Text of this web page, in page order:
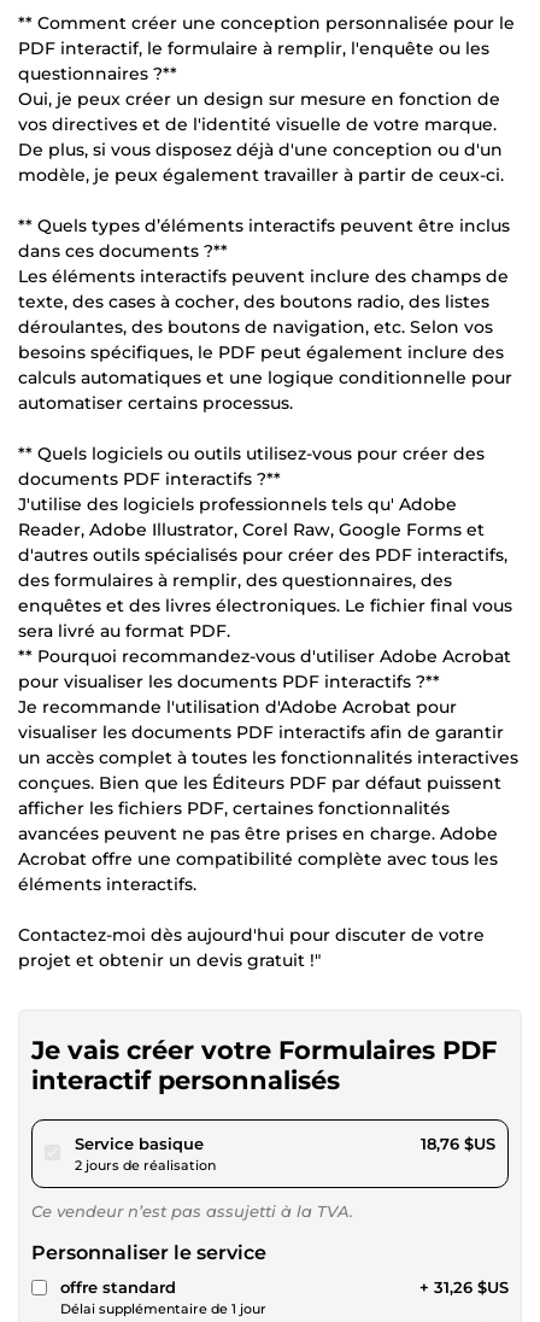
** Comment créer une conception personnalisée pour le
PDF interactif, le formulaire à remplir, l'enquête ou les
questionnaires ?**
Oui, je peux créer un design sur mesure en fonction de
vos directives et de l'identité visuelle de votre marque.
De plus, si vous disposez déjà d'une conception ou d'un
modèle, je peux également travailler à partir de ceux-ci.
** Quels types d’éléments interactifs peuvent être inclus
dans ces documents ?**
Les éléments interactifs peuvent inclure des champs de
texte, des cases à cocher, des boutons radio, des listes
déroulantes, des boutons de navigation, etc. Selon vos
besoins spécifiques, le PDF peut également inclure des
calculs automatiques et une logique conditionnelle pour
automatiser certains processus.
** Quels logiciels ou outils utilisez-vous pour créer des
documents PDF interactifs ?**
J'utilise des logiciels professionnels tels qu' Adobe
Reader, Adobe Illustrator, Corel Raw, Google Forms et
d'autres outils spécialisés pour créer des PDF interactifs,
des formulaires à remplir, des questionnaires, des
enquêtes et des livres électroniques. Le fichier final vous
sera livré au format PDF.
** Pourquoi recommandez-vous d'utiliser Adobe Acrobat
pour visualiser les documents PDF interactifs ?**
Je recommande l'utilisation d'Adobe Acrobat pour
visualiser les documents PDF interactifs afin de garantir
un accès complet à toutes les fonctionnalités interactives
conçues. Bien que les Éditeurs PDF par défaut puissent
afficher les fichiers PDF, certaines fonctionnalités
avancées peuvent ne pas être prises en charge. Adobe
Acrobat offre une compatibilité complète avec tous les
éléments interactifs.
Contactez-moi dès aujourd'hui pour discuter de votre
projet et obtenir un devis gratuit !"
Je vais créer votre Formulaires PDF
interactif personnalisés
Service basiquepour 17,28 $US
2 jours de réalisation
18,76 $US
Ce vendeur n’est pas assujetti à la TVA.
Personnaliser le service
offre standard
Délai supplémentaire de 1 jour
+ 31,26 $US